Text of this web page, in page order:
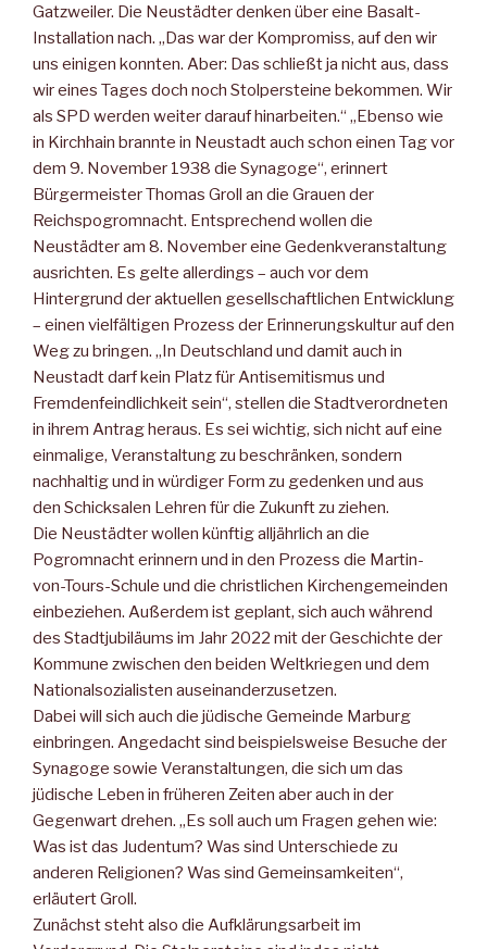
Gatzweiler. Die Neustädter denken über eine Basalt-
Installation nach. „Das war der Kompromiss, auf den wir
uns einigen konnten. Aber: Das schließt ja nicht aus, dass
wir eines Tages doch noch Stolpersteine bekommen. Wir
als SPD werden weiter darauf hinarbeiten.“ „Ebenso wie
in Kirchhain brannte in Neustadt auch schon einen Tag vor
dem 9. November 1938 die Synagoge“, erinnert
Bürgermeister Thomas Groll an die Grauen der
Reichspogromnacht. Entsprechend wollen die
Neustädter am 8. November eine Gedenkveranstaltung
ausrichten. Es gelte allerdings – auch vor dem
Hintergrund der aktuellen gesellschaftlichen Entwicklung
– einen vielfältigen Prozess der Erinnerungskultur auf den
Weg zu bringen. „In Deutschland und damit auch in
Neustadt darf kein Platz für Antisemitismus und
Fremdenfeindlichkeit sein“, stellen die Stadtverordneten
in ihrem Antrag heraus. Es sei wichtig, sich nicht auf eine
einmalige, Veranstaltung zu beschränken, sondern
nachhaltig und in würdiger Form zu gedenken und aus
den Schicksalen Lehren für die Zukunft zu ziehen.
Die Neustädter wollen künftig alljährlich an die
Pogromnacht erinnern und in den Prozess die Martin-
von-Tours-Schule und die christlichen Kirchengemeinden
einbeziehen. Außerdem ist geplant, sich auch während
des Stadtjubiläums im Jahr 2022 mit der Geschichte der
Kommune zwischen den beiden Weltkriegen und dem
Nationalsozialisten auseinanderzusetzen.
Dabei will sich auch die jüdische Gemeinde Marburg
einbringen. Angedacht sind beispielsweise Besuche der
Synagoge sowie Veranstaltungen, die sich um das
jüdische Leben in früheren Zeiten aber auch in der
Gegenwart drehen. „Es soll auch um Fragen gehen wie:
Was ist das Judentum? Was sind Unterschiede zu
anderen Religionen? Was sind Gemeinsamkeiten“,
erläutert Groll.
Zunächst steht also die Aufklärungsarbeit im